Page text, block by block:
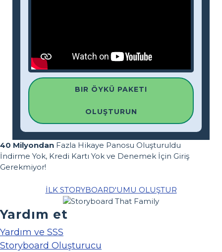
BIR ÖYKÜ PAKETI
OLUŞTURUN
40 Milyondan Fazla Hikaye Panosu Oluşturuldu
İndirme Yok, Kredi Kartı Yok ve Denemek İçin Giriş
Gerekmiyor!
İLK STORYBOARD'UMU OLUŞTUR
Yardım et
Yardım ve SSS
Storyboard Oluşturucu